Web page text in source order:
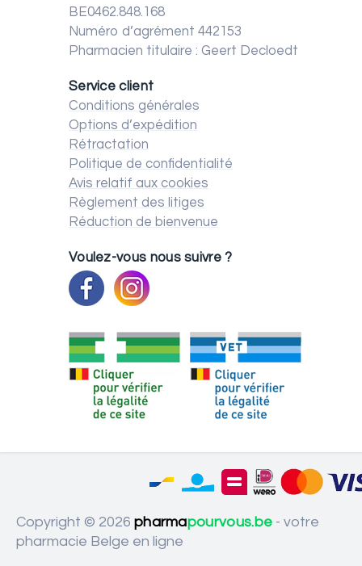
BE0462.848.168
Numéro d’agrément 442153
Pharmacien titulaire : Geert Decloedt
Service client
Conditions générales
Options d’expédition
Rétractation
Politique de confidentialité
Avis relatif aux cookies
Règlement des litiges
Réduction de bienvenue
Voulez-vous nous suivre ?
Copyright © 2026 pharmapourvous.be - votre
pharmacie Belge en ligne